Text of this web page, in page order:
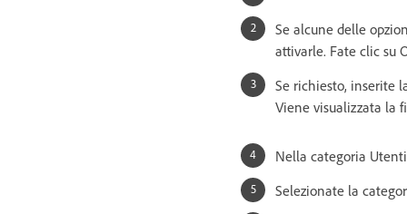
Se alcune delle
attivarle. Fate clic su
Se richiesto, inserite
Viene visualizzata la
Nella categoria
Selezionate la